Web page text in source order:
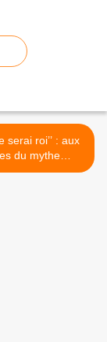
serai roi’’ : aux
du mythe
versaillais >